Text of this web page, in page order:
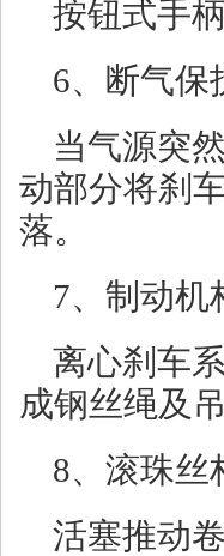
按钮式手
6、断气保
当气源突
动部分将刹
落。
7、制动机
离心刹车
成钢丝绳及
8、滚珠丝
活塞推动